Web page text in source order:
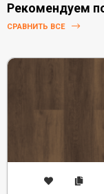
Рекомендуем
СРАВНИТЬ ВСЕ